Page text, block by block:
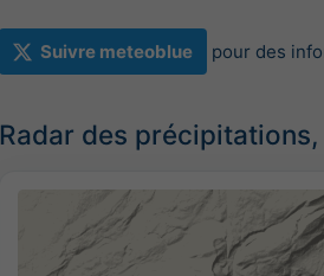
Suivre meteoblue pour des
Radar des précipitations,